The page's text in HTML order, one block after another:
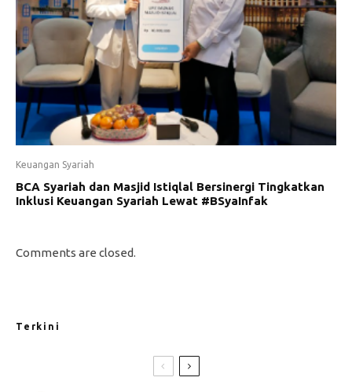
Keuangan Syariah
BCA Syariah dan Masjid Istiqlal Bersinergi Tingkatkan
Inklusi Keuangan Syariah Lewat #BSyaInfak
Comments are closed.
Terkini